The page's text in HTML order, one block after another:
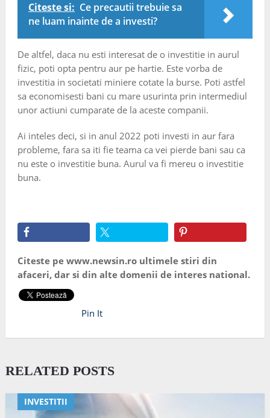
Citeste si: Ce precautii trebuie sa
ne luam inainte de a investi?
De altfel, daca nu esti interesat de o investitie in aurul
fizic, poti opta pentru aur pe hartie. Este vorba de
investitia in societati miniere cotate la burse. Poti astfel
sa economisesti bani cu mare usurinta prin intermediul
unor actiuni cumparate de la aceste companii.
Ai inteles deci, si in anul 2022 poti investi in aur fara
probleme, fara sa iti fie teama ca vei pierde bani sau ca
nu este o investitie buna. Aurul va fi mereu o investitie
buna.
Citeste pe www.newsin.ro ultimele stiri din
afaceri, dar si din alte domenii de interes national.
Pin It
RELATED POSTS
INVESTITII